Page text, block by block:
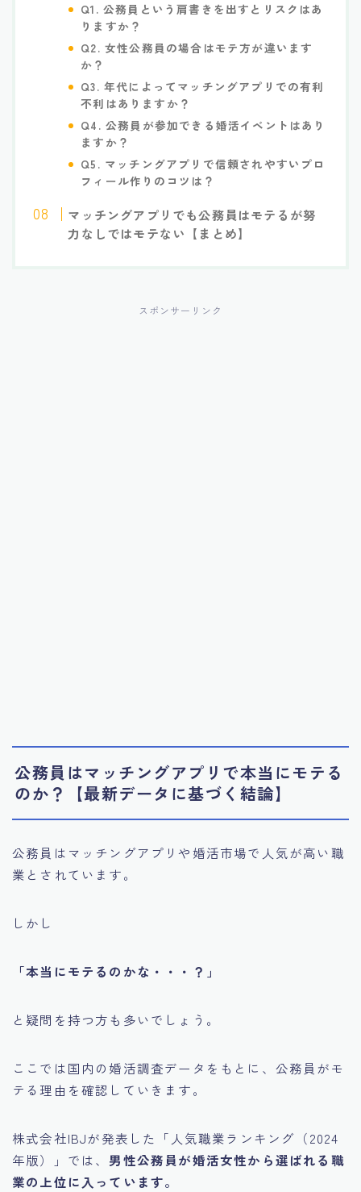
Q1. 公務員という肩書きを出すとリスクはあ
りますか？
Q2. 女性公務員の場合はモテ方が違います
か？
Q3. 年代によってマッチングアプリでの有利
不利はありますか？
Q4. 公務員が参加できる婚活イベントはあり
ますか？
Q5. マッチングアプリで信頼されやすいプロ
フィール作りのコツは？
マッチングアプリでも公務員はモテるが努
力なしではモテない【まとめ】
スポンサーリンク
公務員はマッチングアプリで本当にモテる
のか？【最新データに基づく結論】
公務員はマッチングアプリや婚活市場で人気が高い職
業とされています。
しかし
「本当にモテるのかな・・・？」
と疑問を持つ方も多いでしょう。
ここでは国内の婚活調査データをもとに、公務員がモ
テる理由を確認していきます。
株式会社IBJが発表した「人気職業ランキング（2024
年版）」では、 男性公務員が婚活女性から選ばれる職
業の上位に入っています。